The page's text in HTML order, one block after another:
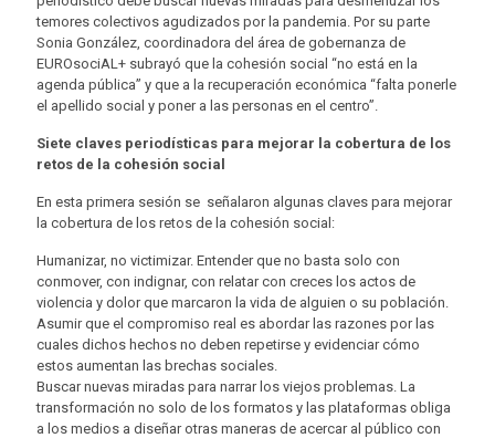
temores colectivos agudizados por la pandemia. Por su parte
Sonia González, coordinadora del área de gobernanza de
EUROsociAL+ subrayó que la cohesión social “no está en la
agenda pública” y que a la recuperación económica “falta ponerle
el apellido social y poner a las personas en el centro”.
Siete claves periodísticas para mejorar la cobertura de los
retos de la cohesión social
En esta primera sesión se señalaron algunas claves para mejorar
la cobertura de los retos de la cohesión social:
Humanizar, no victimizar. Entender que no basta solo con
conmover, con indignar, con relatar con creces los actos de
violencia y dolor que marcaron la vida de alguien o su población.
Asumir que el compromiso real es abordar las razones por las
cuales dichos hechos no deben repetirse y evidenciar cómo
estos aumentan las brechas sociales.
Buscar nuevas miradas para narrar los viejos problemas. La
transformación no solo de los formatos y las plataformas obliga
a los medios a diseñar otras maneras de acercar al público con